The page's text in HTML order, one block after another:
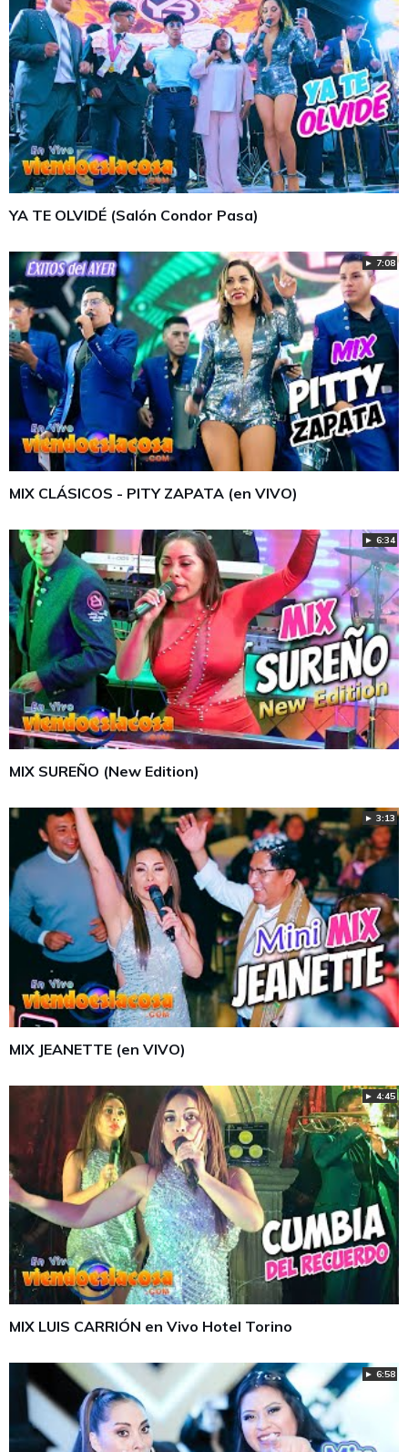
YA TE OLVIDÉ (Salón Condor Pasa)
► 7:08
MIX CLÁSICOS - PITY ZAPATA (en VIVO)
► 6:34
MIX SUREÑO (New Edition)
► 3:13
MIX JEANETTE (en VIVO)
► 4:45
MIX LUIS CARRIÓN en Vivo Hotel Torino
► 6:58